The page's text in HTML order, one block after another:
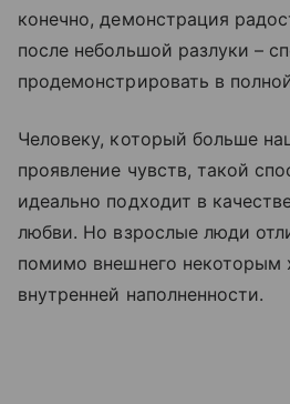
конечно, демонстрация
после небольшой разлуки –
продемонстрировать в
Человеку, который больше
проявление чувств, такой
идеально подходит в
любви. Но взрослые люди
помимо внешнего некоторым
внутренней наполненности.